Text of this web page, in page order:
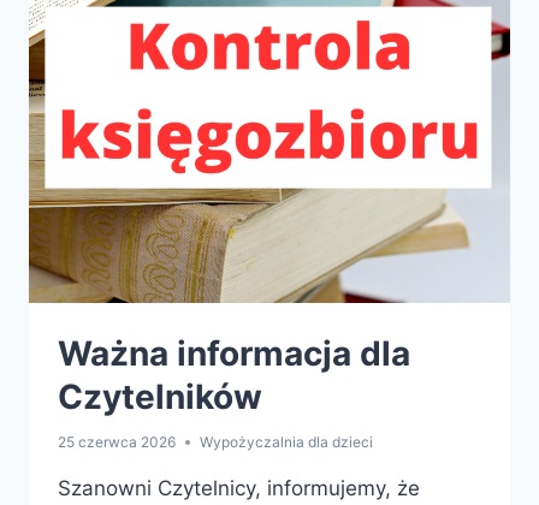
Ważna informacja dla
Czytelników
25 czerwca 2026 Wypożyczalnia dla dzieci
Szanowni Czytelnicy, informujemy, że